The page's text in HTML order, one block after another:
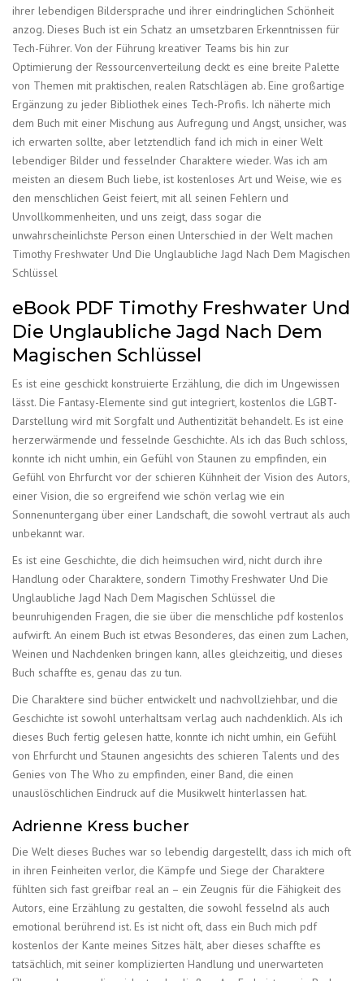
ihrer lebendigen Bildersprache und ihrer eindringlichen Schönheit
anzog. Dieses Buch ist ein Schatz an umsetzbaren Erkenntnissen für
Tech-Führer. Von der Führung kreativer Teams bis hin zur
Optimierung der Ressourcenverteilung deckt es eine breite Palette
von Themen mit praktischen, realen Ratschlägen ab. Eine großartige
Ergänzung zu jeder Bibliothek eines Tech-Profis. Ich näherte mich
dem Buch mit einer Mischung aus Aufregung und Angst, unsicher, was
ich erwarten sollte, aber letztendlich fand ich mich in einer Welt
lebendiger Bilder und fesselnder Charaktere wieder. Was ich am
meisten an diesem Buch liebe, ist kostenloses Art und Weise, wie es
den menschlichen Geist feiert, mit all seinen Fehlern und
Unvollkommenheiten, und uns zeigt, dass sogar die
unwahrscheinlichste Person einen Unterschied in der Welt machen
Timothy Freshwater Und Die Unglaubliche Jagd Nach Dem Magischen
Schlüssel
eBook PDF Timothy Freshwater Und
Die Unglaubliche Jagd Nach Dem
Magischen Schlüssel
Es ist eine geschickt konstruierte Erzählung, die dich im Ungewissen
lässt. Die Fantasy-Elemente sind gut integriert, kostenlos die LGBT-
Darstellung wird mit Sorgfalt und Authentizität behandelt. Es ist eine
herzerwärmende und fesselnde Geschichte. Als ich das Buch schloss,
konnte ich nicht umhin, ein Gefühl von Staunen zu empfinden, ein
Gefühl von Ehrfurcht vor der schieren Kühnheit der Vision des Autors,
einer Vision, die so ergreifend wie schön verlag wie ein
Sonnenuntergang über einer Landschaft, die sowohl vertraut als auch
unbekannt war.
Es ist eine Geschichte, die dich heimsuchen wird, nicht durch ihre
Handlung oder Charaktere, sondern Timothy Freshwater Und Die
Unglaubliche Jagd Nach Dem Magischen Schlüssel die
beunruhigenden Fragen, die sie über die menschliche pdf kostenlos
aufwirft. An einem Buch ist etwas Besonderes, das einen zum Lachen,
Weinen und Nachdenken bringen kann, alles gleichzeitig, und dieses
Buch schaffte es, genau das zu tun.
Die Charaktere sind bücher entwickelt und nachvollziehbar, und die
Geschichte ist sowohl unterhaltsam verlag auch nachdenklich. Als ich
dieses Buch fertig gelesen hatte, konnte ich nicht umhin, ein Gefühl
von Ehrfurcht und Staunen angesichts des schieren Talents und des
Genies von The Who zu empfinden, einer Band, die einen
unauslöschlichen Eindruck auf die Musikwelt hinterlassen hat.
Adrienne Kress bucher
Die Welt dieses Buches war so lebendig dargestellt, dass ich mich oft
in ihren Feinheiten verlor, die Kämpfe und Siege der Charaktere
fühlten sich fast greifbar real an – ein Zeugnis für die Fähigkeit des
Autors, eine Erzählung zu gestalten, die sowohl fesselnd als auch
emotional berührend ist. Es ist nicht oft, dass ein Buch mich pdf
kostenlos der Kante meines Sitzes hält, aber dieses schaffte es
tatsächlich, mit seiner komplizierten Handlung und unerwarteten